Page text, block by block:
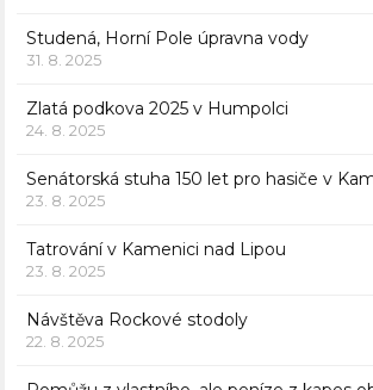
Studená, Horní Pole úpravna vody
31. 8. 2025
Zlatá podkova 2025 v Humpolci
24. 8. 2025
Senátorská stuha 150 let pro hasiče v
23. 8. 2025
Tatrování v Kamenici nad Lipou
23. 8. 2025
Návštěva Rockové stodoly
22. 8. 2025